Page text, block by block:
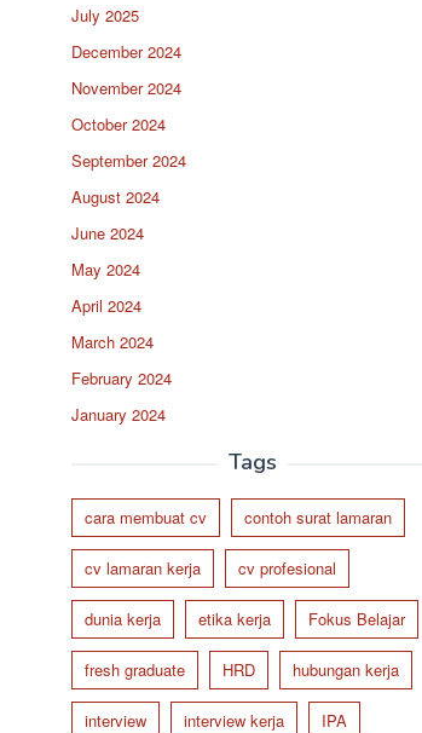
July 2025
December 2024
November 2024
October 2024
September 2024
August 2024
June 2024
May 2024
April 2024
March 2024
February 2024
January 2024
Tags
cara membuat cv contoh surat lamaran
cv lamaran kerja cv profesional
dunia kerja etika kerja Fokus Belajar
fresh graduate HRD hubungan kerja
interview interview kerja IPA